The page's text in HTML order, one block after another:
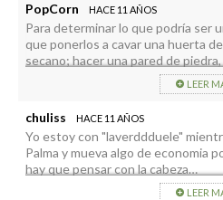
PopCorn HACE 11 AÑOS
Para determinar lo que podría ser
que ponerlos a cavar una huerta
secano; hacer una pared de
niveladita, y algunos trabajos más.
maquillajes y potingues, alguno
"Mister".
LEER
chuliss HACE 11 AÑOS
Yo estoy con "laverddduele"
Palma y mueva algo de economia
hay que pensar con la cabeza…
LEER